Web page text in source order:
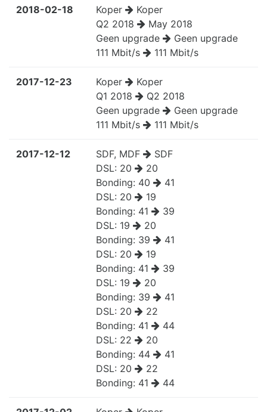
2018-02-18 Koper
Koper
Q2 2018
May 2018
Geen upgrade
Geen upgrade
111 Mbit/s
111 Mbit/s
2017-12-23 Koper
Koper
Q1 2018
Q2 2018
Geen upgrade
Geen upgrade
111 Mbit/s
111 Mbit/s
2017-12-12 SDF, MDF
SDF
DSL: 20
20
Bonding: 40
41
DSL: 20
19
Bonding: 41
39
DSL: 19
20
Bonding: 39
41
DSL: 20
19
Bonding: 41
39
DSL: 19
20
Bonding: 39
41
DSL: 20
22
Bonding: 41
44
DSL: 22
20
Bonding: 44
41
DSL: 20
22
Bonding: 41 44